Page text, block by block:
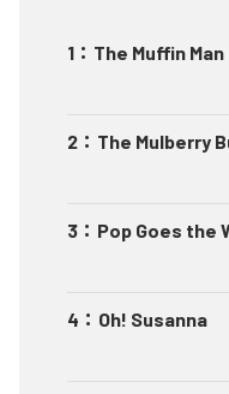
1 ： The Muffin Man
2 ： The Mulberry
3 ： Pop Goes the
4 ： Oh! Susanna